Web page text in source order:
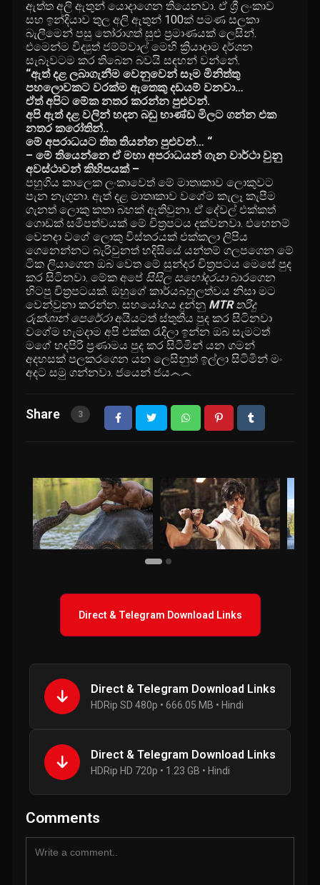
ඇත්ත අලි ඇතුන් යොදාගෙන තියෙනවා. ඒ ශ්‍රී ලංකාව
සහ ඉන්දියාව තුල අලි ඇතුන් 100ක් පමණ සලකා
බැලීමෙන් පසු තෝරාගත් සුළු ප්‍රමාණයක් ලෙසින්.
එමෙන්ම විද්‍යුත් ජම්ම්වාල් මෙහි ක්‍රියාදාම දර්ශන
සැබෑවටම කර තිබෙන බවයි සඳහන් වන්නේ.
“ඇත් දළ ලබාගැනීම වෙනුවෙන් සෑම මිනිත්තු
පහලොවකට වරක්ම ඇතෙකු දඩයම් වනවා…
ඒත් අපිට මේක නතර කරන්න පුළුවන්.
අපි ඇත් දළ වලින් හදන බඩු භාණ්ඩ මිලට ගන්න එක
නතර කරෝතින්..
මේ අපරාධයට තිත තියන්න පුළුවන්… “
– මේ තියෙන්නෙ ඒ මහා අපරාධයන් ගැන වාර්ථා වුනු
අවස්ථාවන් කිහිපයක් –
පහුගිය කාලෙක ලංකාවෙත් මේ මාතෘකාව ලොකුවට
පැන නැගුනා. ඇත් දළ මාතෘකාව වගේම කැලෑ කැපීම
ගැනත් ලොකු කතා බහක් ඇතිවුනා. ඒ දේවල් එක්කත්
ගොඩක් සමීපත්වයක් මේ චිත්‍රපටය දක්වනවා. එහෙනම්
වෙනදා වගේ ලොකු විස්තරයක් එක්කලා ලිපිය
ගෙනෙන්නට බැරිවුනත් හදිසියේ යන්තම් ගලපගෙන මේ
ටික ලියාගෙන ඔබ වෙත මේ සුන්දර චිත්‍රපටය මෙසේ පුද
කර සිටිනවා. මේක අපේ සිසිල සහෝදරයාබාරගෙන
හිටපු චිත්‍රපටයක්. ඔහුගේ කාර්යබහුලත්වය නිසා මට
වෙන්වුනා කරන්න. සහයෝගය දුන්නු MTRතරිදු
රුක්ශාන් පෙරේරාඅයියටත් ස්තුතිය පුද කර සිටිනවා
වගේම හැමදාම අපි එක්ක රැදිලා ඉන්න ඔබ සැමටත්
මගේ හදපිරි ප්‍රණාමය පුද කර සිටිමින් යන ගමන්
අදහසක් පලකරගෙන යන ලෙසිනුත් ඉල්ලා සිටිමින් මං
අදට සමු ගන්නවා. ජයෙන් ජය෴෴
Share 3
Direct & Telegram Download Links
Direct & Telegram Download Links
HDRip SD 480p • 666.05 MB • Hindi
Direct & Telegram Download Links
HDRip HD 720p • 1.23 GB • Hindi
Comments